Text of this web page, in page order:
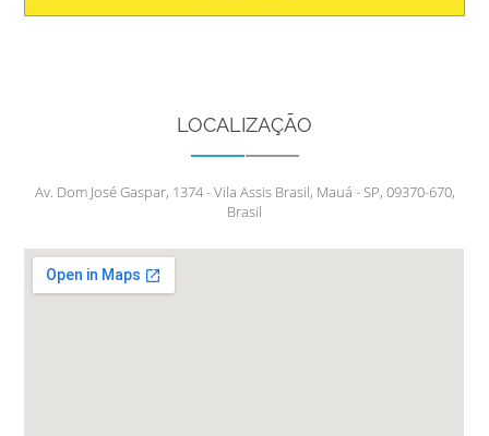
LOCALIZAÇÃO
Av. Dom José Gaspar, 1374 - Vila Assis Brasil, Mauá - SP, 09370-670,
Brasil